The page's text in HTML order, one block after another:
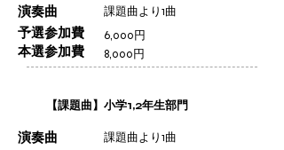
演奏曲
予選参加費
本選参加費
課題曲より1曲
6,000円
8,000円
【課題曲】小学1,2年生部門
演奏曲
課題曲より1曲